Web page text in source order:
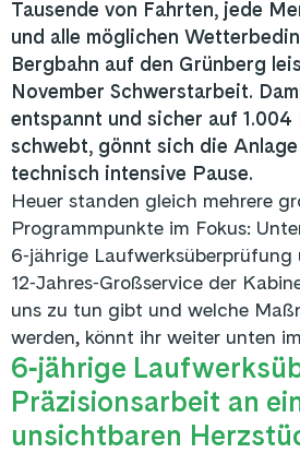
Tausende von Fahrten, jede
und alle möglichen
Bergbahn auf den Grünberg
November Schwerstarbeit.
entspannt und sicher auf 1.004
schwebt, gönnt sich die
technisch intensive Pause.
Heuer standen gleich mehrere
Programmpunkte im Fokus:
6‑jährige Laufwerksüberprüfung
12‑Jahres‑Großservice der
uns zu tun gibt und welche
werden, könnt ihr weiter unten
6‑jährige
Präzisionsarbeit an
unsichtbaren